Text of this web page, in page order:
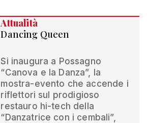
Attualità
Dancing Queen
Si inaugura a Possagno
“Canova e la Danza”, la
mostra-evento che accende i
riflettori sul prodigioso
restauro hi-tech della
“Danzatrice con i cembali”,